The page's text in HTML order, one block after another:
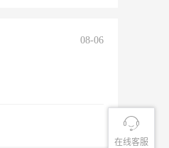
在线客服
08-06